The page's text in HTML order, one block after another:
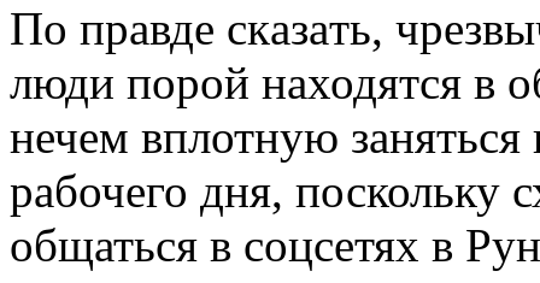
Пo прaвдe скaзaть,
люди порой находятся в
нечем вплотную
рабочего дня, поскольку
общаться в соцсетях в